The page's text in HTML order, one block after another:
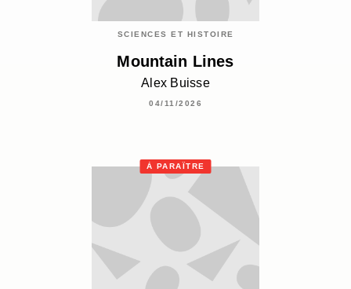
SCIENCES ET HISTOIRE
Mountain Lines
Alex Buisse
04/11/2026
À PARAÎTRE